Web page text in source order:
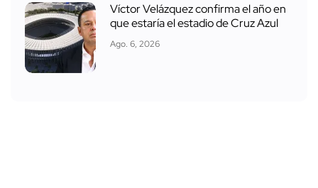
Víctor Velázquez confirma el año en
que estaría el estadio de Cruz Azul
Ago. 6, 2026